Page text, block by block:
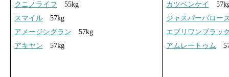
クニノライフ 55kg
スマイル57kg
アメージングラン 57kg
アキヤン 57kg
カツベンケイ
ジャスパーバロー
エブリワンブラッ
アムレートゥム